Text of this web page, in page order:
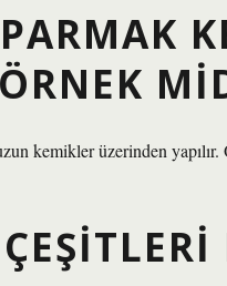
kemikler üzerinden